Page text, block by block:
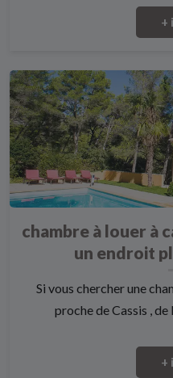
+
chambre à louer à
un endroit
Si vous chercher une
proche de Cassis , de
+